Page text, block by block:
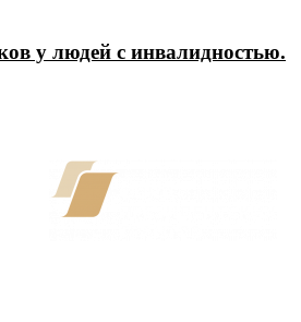
у людей с инвалидностью.